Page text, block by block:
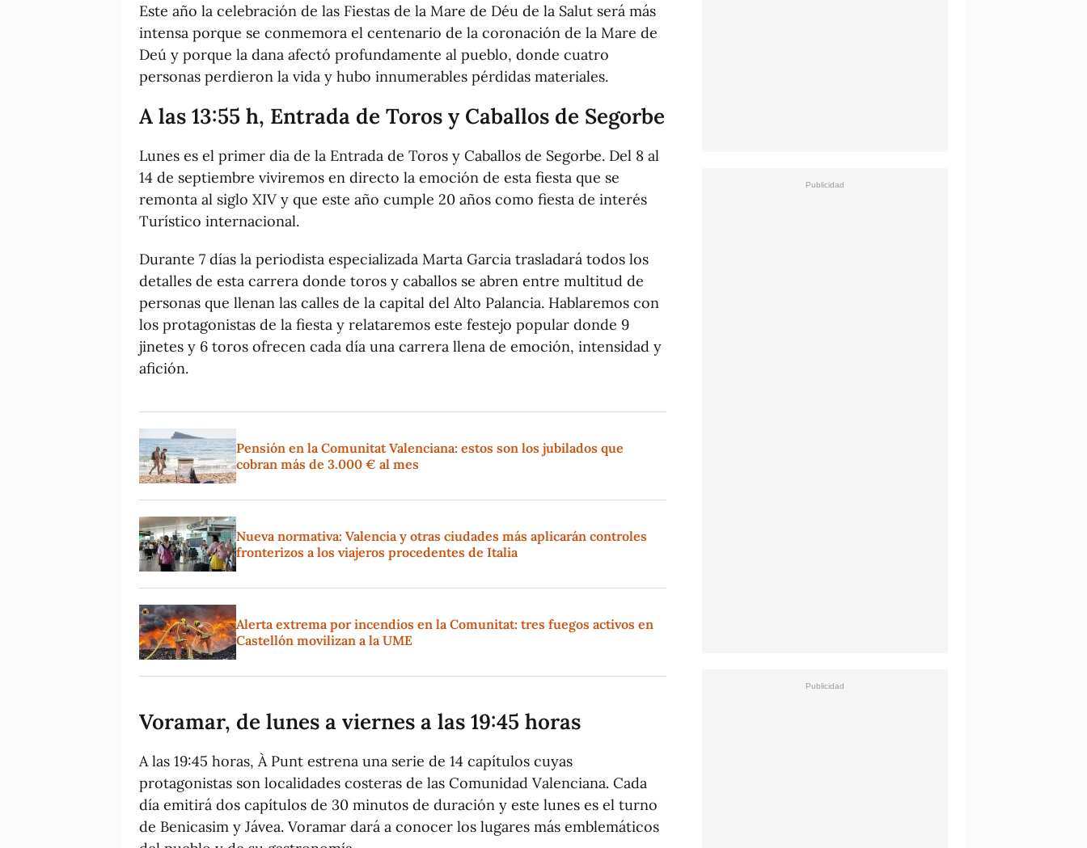
Este año la celebración de las Fiestas de la Mare de Déu de la Salut será más
intensa porque se conmemora el centenario de la coronación de la Mare de
Deú y porque la dana afectó profundamente al pueblo, donde cuatro
personas perdieron la vida y hubo innumerables pérdidas materiales.
A las 13:55 h, Entrada de Toros y Caballos de Segorbe
Lunes es el primer dia de la Entrada de Toros y Caballos de Segorbe. Del 8 al
14 de septiembre viviremos en directo la emoción de esta fiesta que se
remonta al siglo XIV y que este año cumple 20 años como fiesta de interés
Turístico internacional.
Durante 7 días la periodista especializada Marta Garcia trasladará todos los
detalles de esta carrera donde toros y caballos se abren entre multitud de
personas que llenan las calles de la capital del Alto Palancia. Hablaremos con
los protagonistas de la fiesta y relataremos este festejo popular donde 9
jinetes y 6 toros ofrecen cada día una carrera llena de emoción, intensidad y
afición.
Pensión en la Comunitat Valenciana: estos son los jubilados que
cobran más de 3.000 € al mes
Nueva normativa: Valencia y otras ciudades más aplicarán controles
fronterizos a los viajeros procedentes de Italia
Alerta extrema por incendios en la Comunitat: tres fuegos activos en
Castellón movilizan a la UME
Voramar, de lunes a viernes a las 19:45 horas
A las 19:45 horas, À Punt estrena una serie de 14 capítulos cuyas
protagonistas son localidades costeras de las Comunidad Valenciana. Cada
día emitirá dos capítulos de 30 minutos de duración y este lunes es el turno
de Benicasim y Jávea. Voramar dará a conocer los lugares más emblemáticos